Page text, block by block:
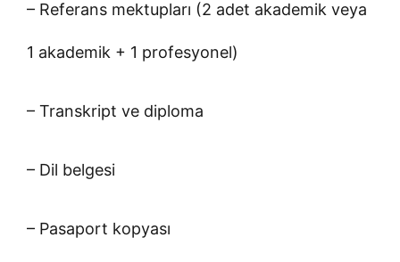
– Referans mektupları (2 adet akademik veya
1 akademik + 1 profesyonel)
– Transkript ve diploma
– Dil belgesi
– Pasaport kopyası